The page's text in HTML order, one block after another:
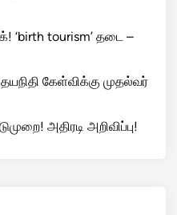
‘birth tourism’ தடை –
கேள்விக்கு முதல்வர்
அதிரடி அறிவிப்பு!